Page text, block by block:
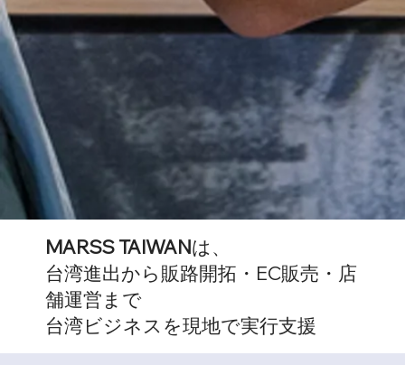
MARSS TAIWANは、
台湾進出から販路開拓・EC販売・店
舗運営まで
台湾ビジネスを現地で実行支援